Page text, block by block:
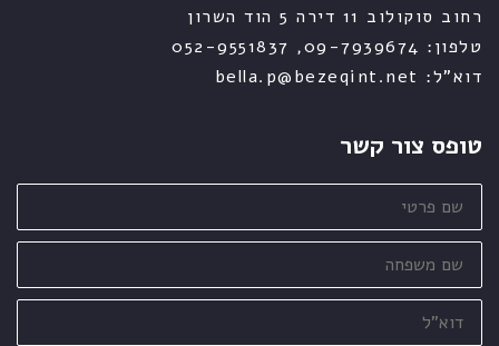
רחוב סוקולוב 11 דירה 5 הוד השרון
טלפון: 09-7939674, 052-9551837
דוא"ל: bella.p@bezeqint.net
טופס צור קשר
שם
פרטי
שם
משפחה
דוא"ל